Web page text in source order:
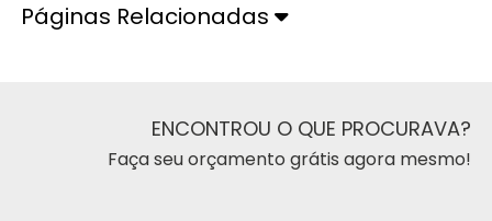
Páginas Relacionadas
ENCONTROU O QUE PROCURAVA?
Faça seu orçamento grátis agora mesmo!